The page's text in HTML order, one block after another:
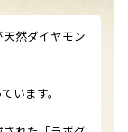
天然ダイヤモン
います。